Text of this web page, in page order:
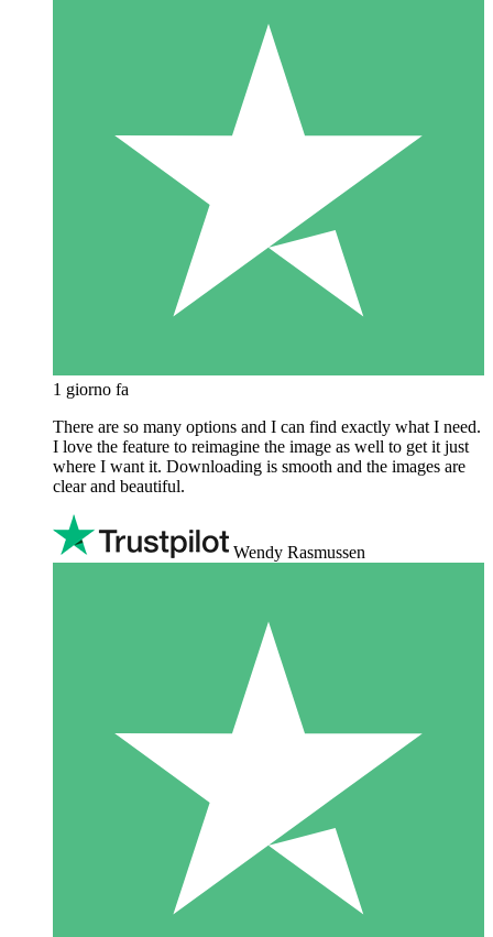
1 giorno fa
There are so many options and I can find exactly what I need.
I love the feature to reimagine the image as well to get it just
where I want it. Downloading is smooth and the images are
clear and beautiful.
Wendy Rasmussen